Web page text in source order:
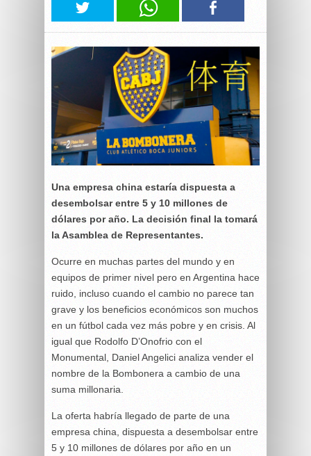
Una empresa china estaría dispuesta a
desembolsar entre 5 y 10 millones de
dólares por año. La decisión final la tomará
la Asamblea de Representantes.
Ocurre en muchas partes del mundo y en
equipos de primer nivel pero en Argentina hace
ruido, incluso cuando el cambio no parece tan
grave y los beneficios económicos son muchos
en un fútbol cada vez más pobre y en crisis. Al
igual que Rodolfo D’Onofrio con el
Monumental, Daniel Angelici analiza vender el
nombre de la Bombonera a cambio de una
suma millonaria.
La oferta habría llegado de parte de una
empresa china, dispuesta a desembolsar entre
5 y 10 millones de dólares por año en un